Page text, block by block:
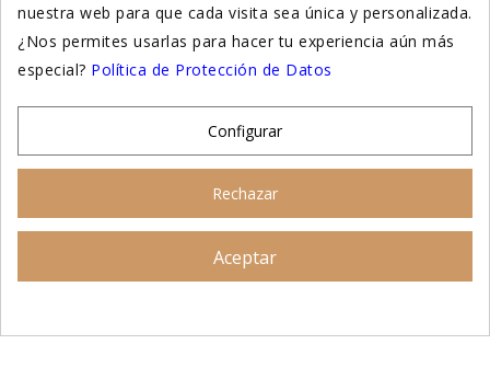
Otros
nuestra web para que cada visita sea única y personalizada.
¿Nos permites usarlas para hacer tu experiencia aún más
especial? Política de Protección de Datos
Configurar
Rechazar
Aceptar